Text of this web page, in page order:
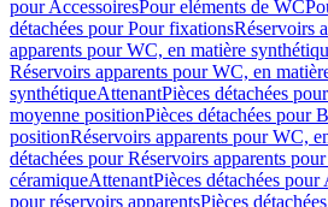
pour AccessoiresPour eléments de WC
détachées pour Pour fixationsRéservoirs
apparents pour WC, en matière
Réservoirs apparents pour WC, en
synthétiqueAttenantPièces détachées
moyenne positionPièces détachées pour
positionRéservoirs apparents pour WC,
détachées pour Réservoirs apparents
céramiqueAttenantPièces détachées pour
pour réservoirs apparentsPièces